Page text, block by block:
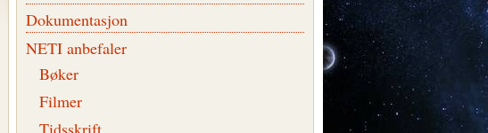
Dokumentasjon
NETI anbefaler
Bøker
Filmer
Tidsskrift